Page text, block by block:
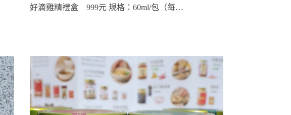
好滴雞精禮盒 999元 規格：60ml/包（每…